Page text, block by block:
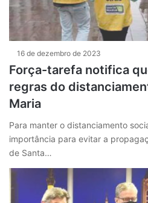
16 de dezembro de 2023
Força-tarefa notifica
regras do
Maria
Para manter o distanciamento
importância para evitar a
de Santa…